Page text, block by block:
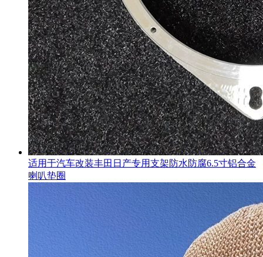
适用于汽车改装丰田日产专用支架防水防腐6.5寸铝合金
喇叭垫圈